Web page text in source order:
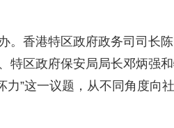
。香港特区政府政务司司长
特区政府保安局局长邓炳强
力”这一议题，从不同角度向